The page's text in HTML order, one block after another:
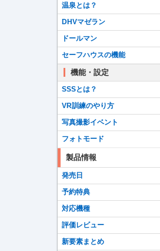
温泉とは？
DHVマゼラン
ドールマン
セーフハウスの機能
機能・設定
SSSとは？
VR訓練のやり方
写真撮影イベント
フォトモード
製品情報
発売日
予約特典
対応機種
評価レビュー
新要素まとめ